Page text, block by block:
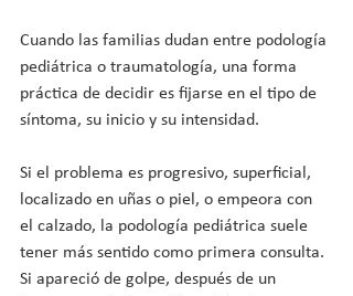
Cuando las familias dudan entre podología
pediátrica o traumatología, una forma
práctica de decidir es fijarse en el tipo de
síntoma, su inicio y su intensidad.
Si el problema es progresivo, superficial,
localizado en uñas o piel, o empeora con
el calzado, la podología pediátrica suele
tener más sentido como primera consulta.
Si apareció de golpe, después de un